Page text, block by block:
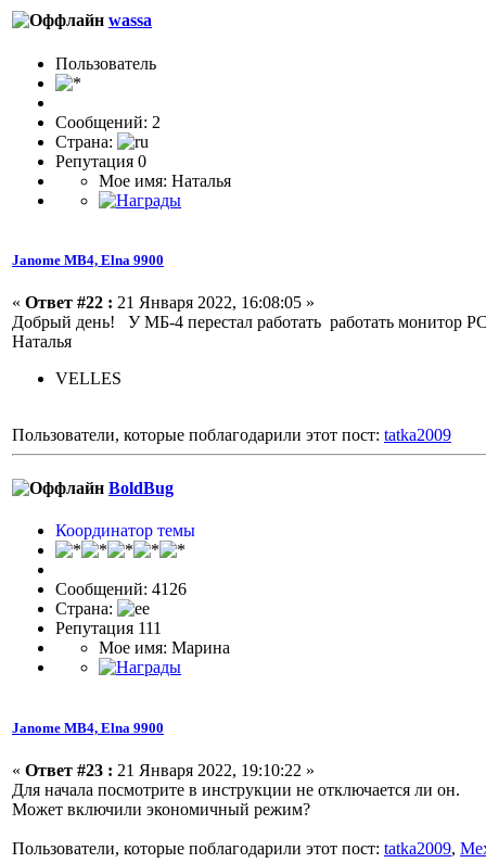
wassa
Пользователь
Сообщений: 2
Страна:
Репутация 0
Мое имя: Наталья
Janome МВ4, Elna 9900
« Ответ #22 : 21 Января 2022, 16:08:05 »
Добрый день! У МБ-4 перестал работать работать монитор
Наталья
VELLES
Пользователи, которые поблагодарили этот пост: tatka2009
BoldBug
Координатор темы
Сообщений: 4126
Страна:
Репутация 111
Мое имя: Марина
Janome МВ4, Elna 9900
« Ответ #23 : 21 Января 2022, 19:10:22 »
Для начала посмотрите в инструкции не отключается ли он.
Может включили экономичный режим?
Пользователи, которые поблагодарили этот пост: tatka2009,